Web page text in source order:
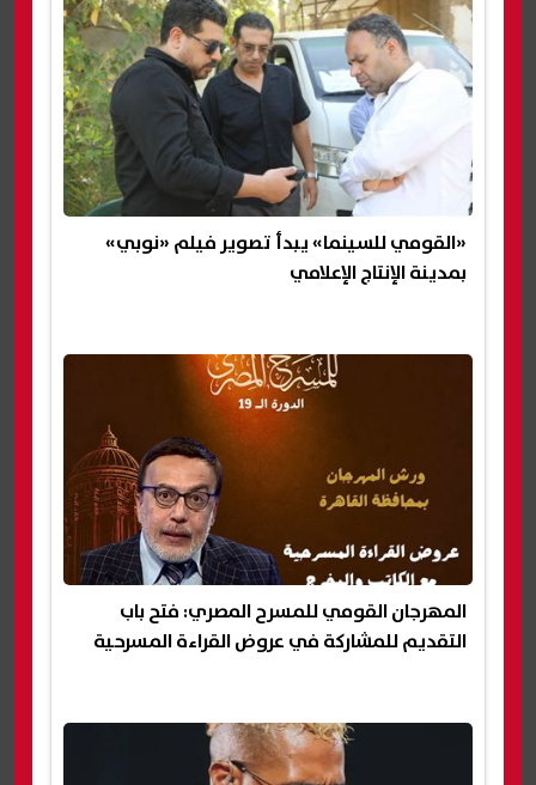
«القومي للسينما» يبدأ تصوير فيلم «نوبي»
بمدينة الإنتاج الإعلامي
المهرجان القومي للمسرح المصري: فتح باب
التقديم للمشاركة في عروض القراءة المسرحية